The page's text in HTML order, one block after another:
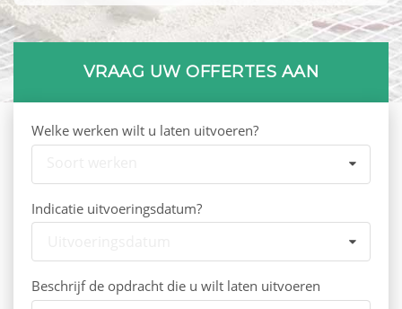
VRAAG UW OFFERTES AAN
Welke werken wilt u laten uitvoeren?
Indicatie uitvoeringsdatum?
Beschrijf de opdracht die u wilt laten uitvoeren